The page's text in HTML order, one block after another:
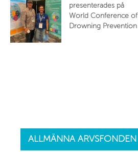
presenterades på
World Conference of
Drowning Prevention
ALLMÄNNA ARVSFONDEN